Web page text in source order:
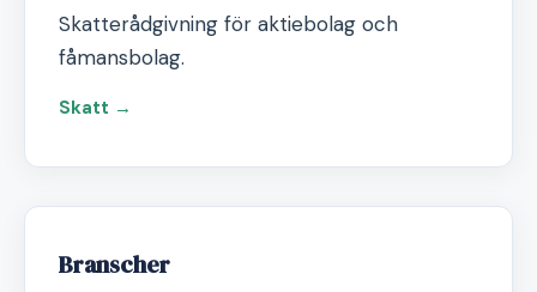
Skatterådgivning för aktiebolag och
fåmansbolag.
Skatt →
Branscher